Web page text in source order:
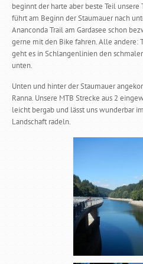
beginnt der harte aber beste Teil unsere
führt am Beginn der Staumauer nach
Ananconda Trail am Gardasee schon
gerne mit den Bike fahren. Alle andere:
geht es in Schlangenlinien den
unten.
Unten und hinter der Staumauer
Ranna. Unsere MTB Strecke aus 2
leicht bergab und lässt uns wunderbar
Landschaft radeln.